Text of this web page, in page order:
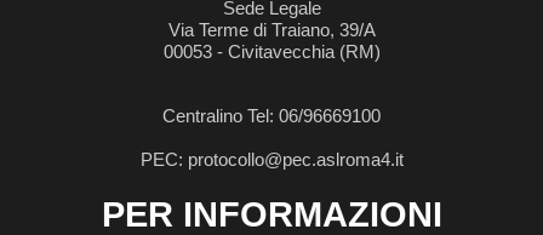
Sede Legale
Via Terme di Traiano, 39/A
00053 - Civitavecchia (RM)
Centralino Tel: 06/96669100
PEC: protocollo@pec.aslroma4.it
PER INFORMAZIONI